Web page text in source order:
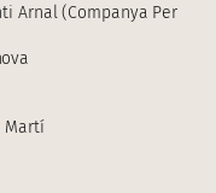
Arnal (Companya Per
Martí